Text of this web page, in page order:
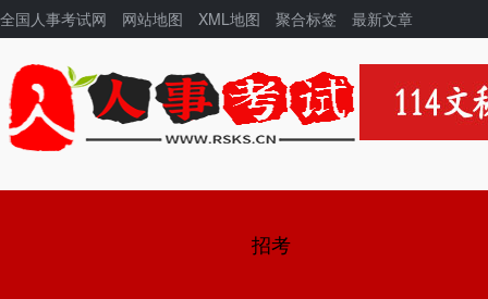
全国人事考试网 网站地图 XML地图 聚合标签 最新文章
招考